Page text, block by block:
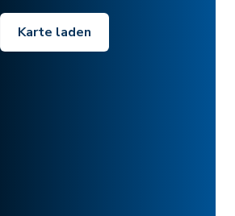
Karte laden